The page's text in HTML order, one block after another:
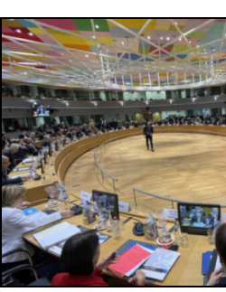
Intră în cont
Creează cont